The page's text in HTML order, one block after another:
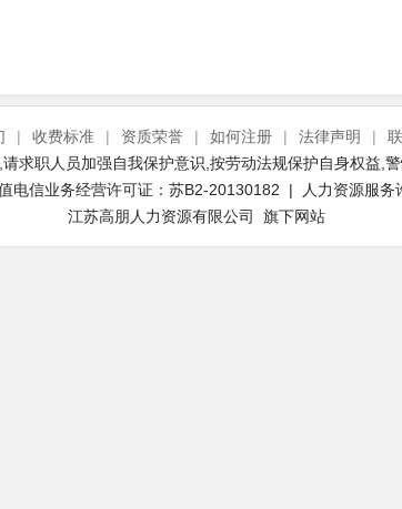
| 收费标准 | 资质荣誉 | 如何注册 | 法律声明 |
求职人员加强自我保护意识,按劳动法规保护自身权益,
电信业务经营许可证：苏B2-20130182 | 人力资源服务
江苏高朋人力资源有限公司 旗下网站